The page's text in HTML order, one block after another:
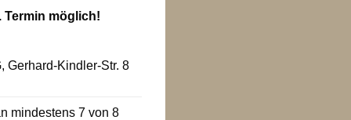
Termin möglich!
Gerhard-Kindler-Str. 8
mindestens 7 von 8